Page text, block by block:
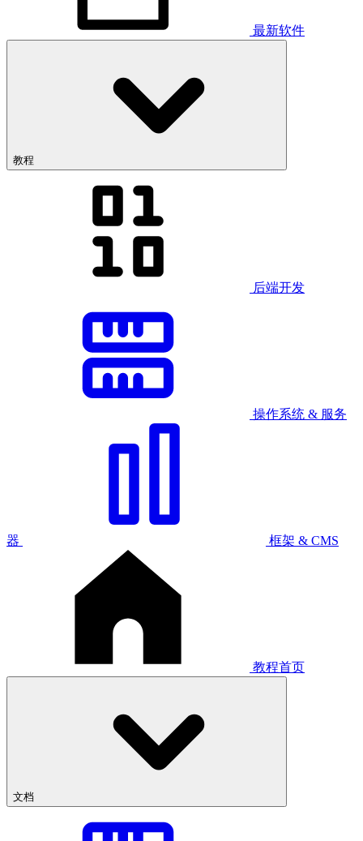
最新软件
教程
后端开发
操作系统 & 服务
器 框架 & CMS
教程首页
文档